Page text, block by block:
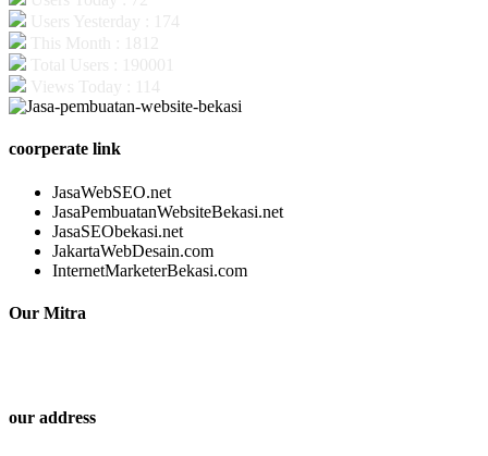
coorperate link
JasaWebSEO.net
JasaPembuatanWebsiteBekasi.net
JasaSEObekasi.net
JakartaWebDesain.com
InternetMarketerBekasi.com
Our Mitra
our address